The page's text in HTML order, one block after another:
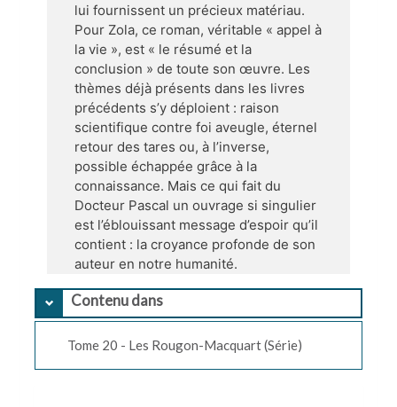
lui fournissent un précieux matériau.
Pour Zola, ce roman, véritable « appel à
la vie », est « le résumé et la
conclusion » de toute son œuvre. Les
thèmes déjà présents dans les livres
précédents s’y déploient : raison
scientifique contre foi aveugle, éternel
retour des tares ou, à l’inverse,
possible échappée grâce à la
connaissance. Mais ce qui fait du
Docteur Pascal un ouvrage si singulier
est l’éblouissant message d’espoir qu’il
contient : la croyance profonde de son
auteur en notre humanité.
Contenu dans
Tome 20 - Les Rougon-Macquart (Série)